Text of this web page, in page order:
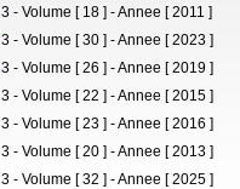
3 - Volume [ 18 ] - Annee [ 2011 ]
3 - Volume [ 30 ] - Annee [ 2023 ]
3 - Volume [ 26 ] - Annee [ 2019 ]
3 - Volume [ 22 ] - Annee [ 2015 ]
3 - Volume [ 23 ] - Annee [ 2016 ]
3 - Volume [ 20 ] - Annee [ 2013 ]
3 - Volume [ 32 ] - Annee [ 2025 ]